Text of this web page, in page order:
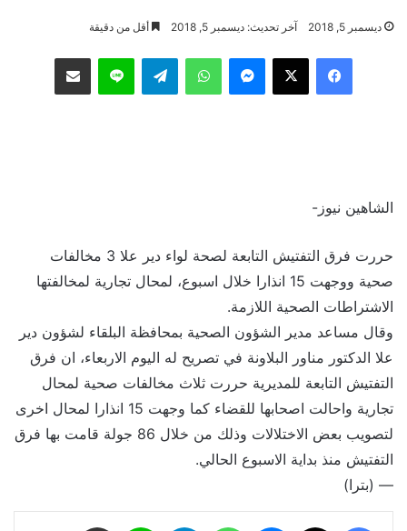
ديسمبر 5, 2018 آخر تحديث: ديسمبر 5, 2018 أقل من دقيقة
فيسبوك ‫X ماسنجر واتساب تيلقرام لاين مشاركة عبر البريد
الشاهين نيوز-
حررت فرق التفتيش التابعة لصحة لواء دير علا 3 مخالفات
صحية ووجهت 15 انذارا خلال اسبوع، لمحال تجارية لمخالفتها
الاشتراطات الصحية اللازمة.
وقال مساعد مدير الشؤون الصحية بمحافظة البلقاء لشؤون دير
علا الدكتور مناور البلاونة في تصريح له اليوم الاربعاء، ان فرق
التفتيش التابعة للمديرية حررت ثلاث مخالفات صحية لمحال
تجارية واحالت اصحابها للقضاء كما وجهت 15 انذارا لمحال اخرى
لتصويب بعض الاختلالات وذلك من خلال 86 جولة قامت بها فرق
التفتيش منذ بداية الاسبوع الحالي.
— (بترا)
فيسبوك ماسنجر واتساب تيلقرام لاين